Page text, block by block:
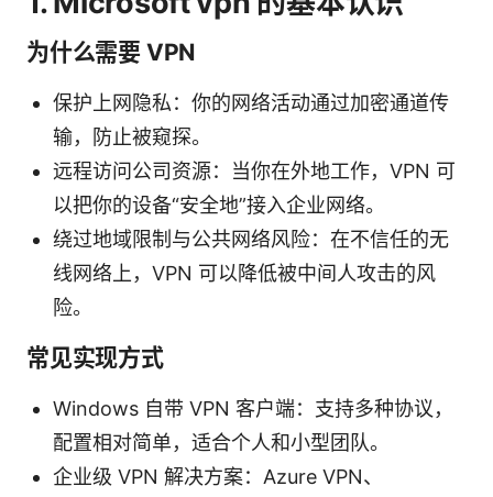
为什么需要 VPN
保护上网隐私：你的网络活动通过加密通道传
输，防止被窥探。
远程访问公司资源：当你在外地工作，VPN 可
以把你的设备“安全地”接入企业网络。
绕过地域限制与公共网络风险：在不信任的无
线网络上，VPN 可以降低被中间人攻击的风
险。
常见实现方式
Windows 自带 VPN 客户端：支持多种协议，
配置相对简单，适合个人和小型团队。
企业级 VPN 解决方案：Azure VPN、